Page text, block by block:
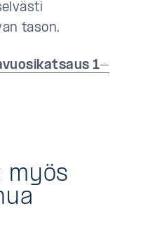
tason.
1–
myös